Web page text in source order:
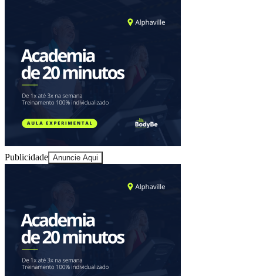
Goiás
Publicidade Anuncie Aqui